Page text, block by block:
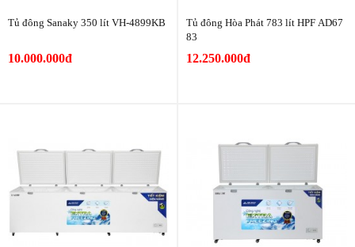
Tủ đông Sanaky 350 lít VH-4899KB
10.000.000đ
Tủ đông Hòa Phát 783 lít HPF AD67
83
12.250.000đ